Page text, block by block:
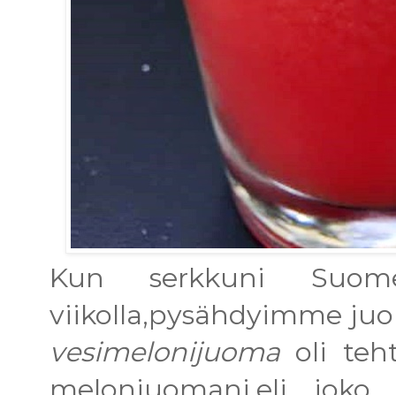
Kun serkkuni
viikolla,pysähdyimme
vesimelonijuoma oli